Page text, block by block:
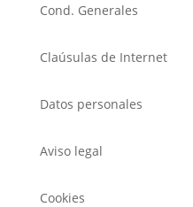
Cond. Generales
Claúsulas de Internet
Datos personales
Aviso legal
Cookies